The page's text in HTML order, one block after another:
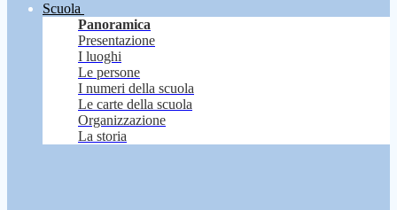
Scuola
Panoramica
Presentazione
I luoghi
Le persone
I numeri della scuola
Le carte della scuola
Organizzazione
La storia